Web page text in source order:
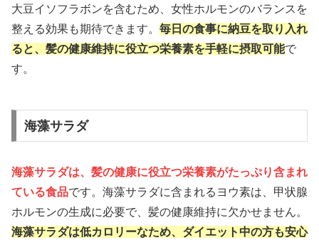
大豆イソフラボンを含むため、女性ホルモンのバランスを
整える効果も期待できます。 毎日の食事に納豆を取り入れ
ると、髪の健康維持に役立つ栄養素を手軽に摂取可能で
す。
海藻サラダ
海藻サラダは、髪の健康に役立つ栄養素がたっぷり含まれ
ている食品です。海藻サラダに含まれるヨウ素は、甲状腺
ホルモンの生成に必要で、髪の健康維持に欠かせません。
海藻サラダは低カロリーなため、ダイエット中の方も安心